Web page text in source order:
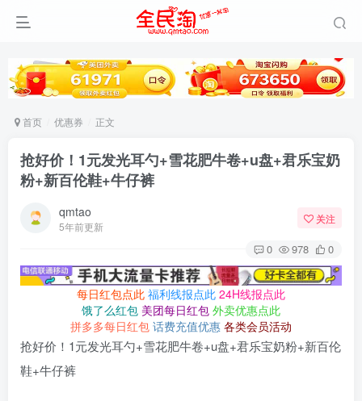
首页 优惠券 正文
抢好价！1元发光耳勺+雪花肥牛卷+u盘+君乐宝奶
粉+新百伦鞋+牛仔裤
qmtao
5年前更新
关注
0 978 0
每日红包点此 福利线报点此 24H线报点此
饿了么红包 美团每日红包 外卖优惠点此
拼多多每日红包 话费充值优惠 各类会员活动
抢好价！1元发光耳勺+雪花肥牛卷+u盘+君乐宝奶粉+新百伦
鞋+牛仔裤